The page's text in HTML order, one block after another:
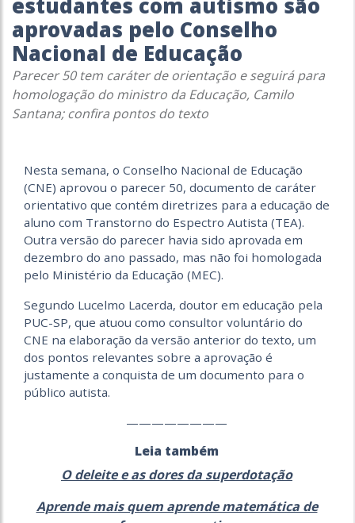
estudantes com autismo são
aprovadas pelo Conselho
Nacional de Educação
Parecer 50 tem caráter de orientação e seguirá para
homologação do ministro da Educação, Camilo
Santana; confira pontos do texto
Nesta semana, o Conselho Nacional de Educação
(CNE) aprovou o parecer 50, documento de caráter
orientativo que contém diretrizes para a educação de
aluno com Transtorno do Espectro Autista (TEA).
Outra versão do parecer havia sido aprovada em
dezembro do ano passado, mas não foi homologada
pelo Ministério da Educação (MEC).
Segundo Lucelmo Lacerda, doutor em educação pela
PUC-SP, que atuou como consultor voluntário do
CNE na elaboração da versão anterior do texto, um
dos pontos relevantes sobre a aprovação é
justamente a conquista de um documento para o
público autista.
————————
Leia também
O deleite e as dores da superdotação
Aprende mais quem aprende matemática de